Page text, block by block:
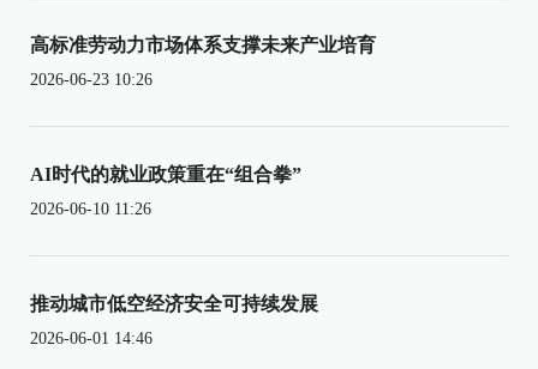
高标准劳动力市场体系支撑未来产业培育
2026-06-23 10:26
AI时代的就业政策重在“组合拳”
2026-06-10 11:26
推动城市低空经济安全可持续发展
2026-06-01 14:46